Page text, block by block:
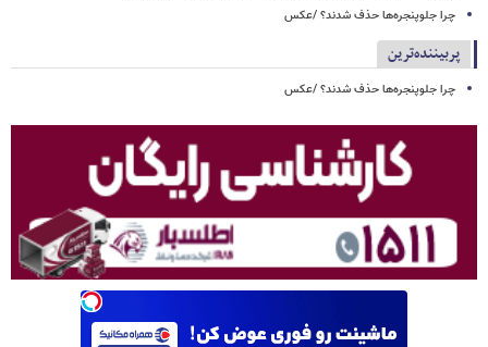
چرا جلوپنجره‌ها حذف شدند؟ /عکس
پربیننده‌ترین
چرا جلوپنجره‌ها حذف شدند؟ /عکس